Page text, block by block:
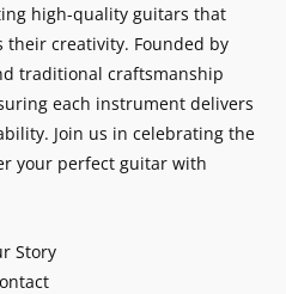
high-quality guitars that
their creativity. Founded by
traditional craftsmanship
each instrument delivers
Join us in celebrating the
your perfect guitar with
Story